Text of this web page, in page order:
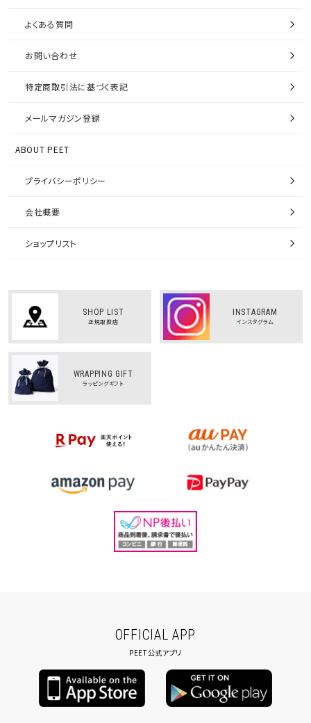
よくある質問
お問い合わせ
特定商取引法に基づく表記
メールマガジン登録
ABOUT PEET
プライバシーポリシー
会社概要
ショップリスト
SHOP LIST
正規取扱店
INSTAGRAM
インスタグラム
WRAPPING GIFT
ラッピングギフト
OFFICIAL APP
PEET公式アプリ